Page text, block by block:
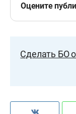
Оцените
Сделать БО